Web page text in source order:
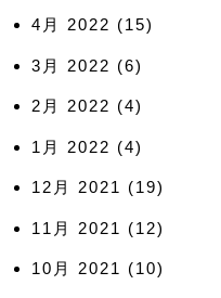
4月 2022 (15)
3月 2022 (6)
2月 2022 (4)
1月 2022 (4)
12月 2021 (19)
11月 2021 (12)
10月 2021 (10)